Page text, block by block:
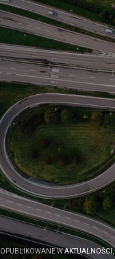
OPUBLIKOWANE WAKTUALNOŚCI,